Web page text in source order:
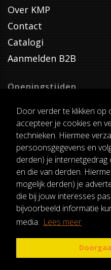
Door verder te klikken op
accepteer je cookies en
technieken. Hiermee
persoonsgegevens en
derden) je
en die van derden.
mogelijk derden) je
die bij jouw interesses
bijvoorbeeld informatie
media. Lees meer
Over KMP
Contact
Catalogi
Aanmelden B2B
Openingstijden
Dinsdag T/M Zaterdag
van 8:00-17:00
Verzenddagen
Dinsdag T/M Vrijdag
Pauze
12:30-13:00
ALGEMENE
RUILEN EN